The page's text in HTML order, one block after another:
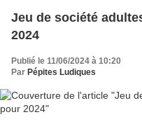
Jeu de société
2024
Publié le 11/06/2024 à 10:20
Par Pépites Ludiques